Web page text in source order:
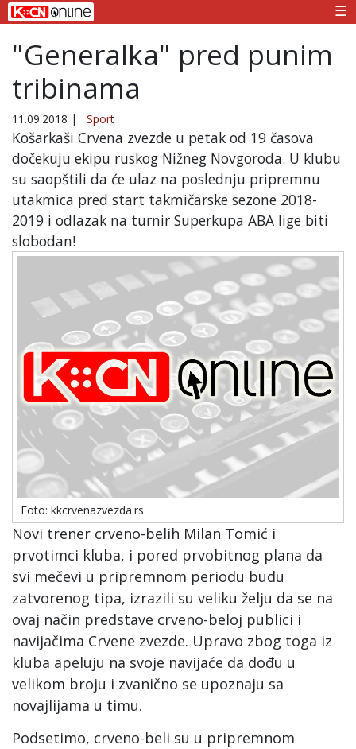
☰
"Generalka" pred punim
tribinama
11.09.2018 | Sport
Košarkaši Crvena zvezde u petak od 19 časova
dočekuju ekipu ruskog Nižneg Novgoroda. U klubu
su saopštili da će ulaz na poslednju pripremnu
utakmica pred start takmičarske sezone 2018-
2019 i odlazak na turnir Superkupa ABA lige biti
slobodan!
Foto: kkcrvenazvezda.rs
Novi trener crveno-belih Milan Tomić i
prvotimci kluba, i pored prvobitnog plana da
svi mečevi u pripremnom periodu budu
zatvorenog tipa, izrazili su veliku želju da se na
ovaj način predstave crveno-beloj publici i
navijačima Crvene zvezde. Upravo zbog toga iz
kluba apeluju na svoje navijaće da dođu u
velikom broju i zvanično se upoznaju sa
novajlijama u timu.
Podsetimo, crveno-beli su u pripremnom